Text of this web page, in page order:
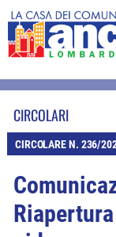
CIRCOLARI
CIRCOLARE N. 236/